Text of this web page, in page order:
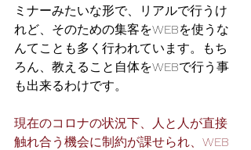
ミナーみたいな形で、リアルで行うけ
れど、そのための集客をWEBを使うな
んてことも多く行われています。もち
ろん、教えること自体をWEBで行う事
も出来るわけです。
現在のコロナの状況下、人と人が直接
触れ合う機会に制約が課せられ、WEB